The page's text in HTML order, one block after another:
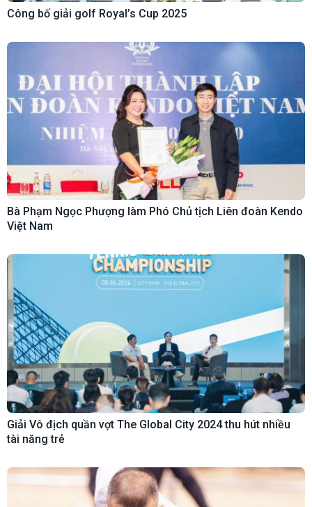
Công bố giải golf Royal’s Cup 2025
Bà Phạm Ngọc Phượng làm Phó Chủ tịch Liên đoàn Kendo
Việt Nam
Giải Vô địch quần vợt The Global City 2024 thu hút nhiều
tài năng trẻ